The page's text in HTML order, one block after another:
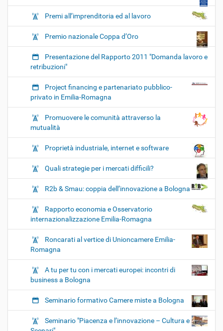
Premi all’imprenditoria ed al lavoro
Premio nazionale Coppa d’Oro
Presentazione del Rapporto 2011 "Domanda lavoro e
retribuzioni"
Project financing e partenariato pubblico-
privato in Emilia-Romagna
Promuovere le comunità attraverso la
mutualità
Proprietà industriale, internet e software
Quali strategie per i mercati difficili?
R2b & Smau: coppia dell’innovazione a Bologna
Rapporto economia e Osservatorio
internazionalizzazione Emilia-Romagna
Roncarati al vertice di Unioncamere Emilia-
Romagna
A tu per tu con i mercati europei: incontri di
business a Bologna
Seminario formativo Camere miste a Bologna
Seminario "Piacenza e l’innovazione – Cultura e